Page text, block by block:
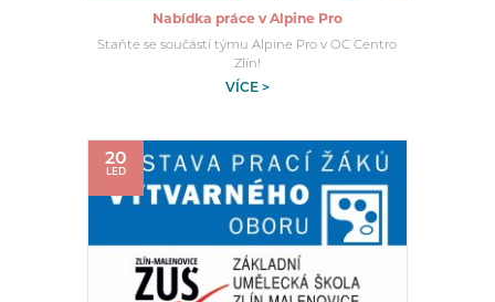
Nabídka práce v Alpine Pro
Staňte se součástí týmu Alpine Pro v OC Centro
Zlín!
VÍCE >
20
LED